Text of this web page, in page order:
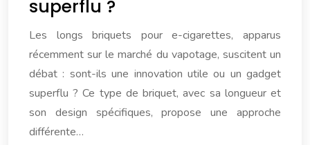
superflu ?
Les longs briquets pour e-cigarettes, apparus
récemment sur le marché du vapotage, suscitent un
débat : sont-ils une innovation utile ou un gadget
superflu ? Ce type de briquet, avec sa longueur et
son design spécifiques, propose une approche
différente…